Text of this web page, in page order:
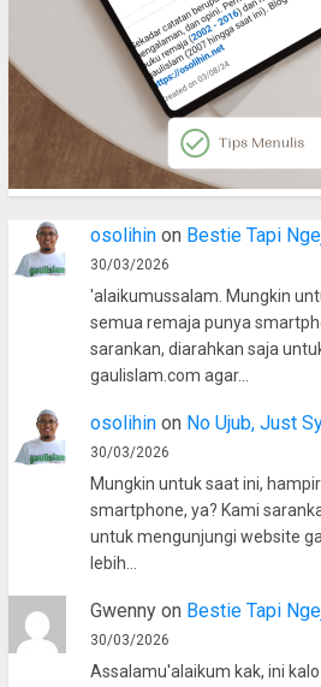
osolihinon Bestie Tapi
30/03/2026
'alaikumussalam. Mungkin
semua remaja punya
sarankan, diarahkan saja
gaulislam.com agar…
osolihinon No Ujub, Just
30/03/2026
Mungkin untuk saat ini,
smartphone, ya? Kami
untuk mengunjungi website
lebih…
Gwennyon Bestie Tapi
30/03/2026
Assalamu'alaikum kak, ini